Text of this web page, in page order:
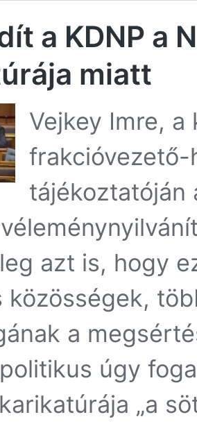
a KDNP a
miatt
Vejkey Imre,
tájékoztatóján
azt is, hogy
közösségek,
a
úgy
„a